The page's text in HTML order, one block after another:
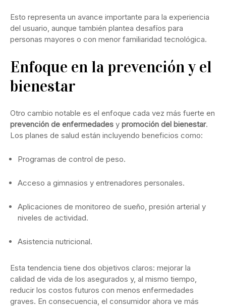
Esto representa un avance importante para la experiencia
del usuario, aunque también plantea desafíos para
personas mayores o con menor familiaridad tecnológica.
Enfoque en la prevención y el
bienestar
Otro cambio notable es el enfoque cada vez más fuerte en
prevención de enfermedades y promoción del bienestar.
Los planes de salud están incluyendo beneficios como:
Programas de control de peso.
Acceso a gimnasios y entrenadores personales.
Aplicaciones de monitoreo de sueño, presión arterial y
niveles de actividad.
Asistencia nutricional.
Esta tendencia tiene dos objetivos claros: mejorar la
calidad de vida de los asegurados y, al mismo tiempo,
reducir los costos futuros con menos enfermedades
graves. En consecuencia, el consumidor ahora ve más